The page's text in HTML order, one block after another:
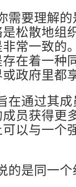
需要理解
松散地组
常一致的
在着一种
政府里都
在通过其
员获得更
以与一个
的是同一